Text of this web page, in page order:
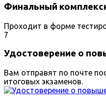
Финальный
Проходит в форме
7
Удостоверение о
Вам отправят по почте
итоговых экзаменов.